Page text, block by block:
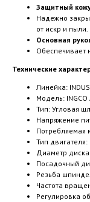
Защитный
Надежно
от искр и пыли.
Основная
Обеспечивает
Технические
Линейка:
Модель: INGCO
Тип: Угловая
Напряжение
Потребляемая
Тип
Диаметр
Посадочный
Резьба
Частота
Регулировка